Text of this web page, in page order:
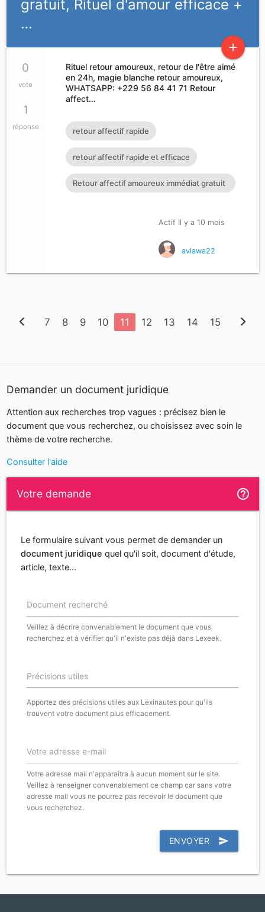
gratuit, Rituel d'amour efficace +
…
add
0
vote
1
réponse
Rituel retour amoureux, retour de l'être aimé
en 24h, magie blanche retour amoureux,
WHATSAPP: +229 56 84 41 71 Retour
affect…
retour affectif rapide
retour affectif rapide et efficace
Retour affectif amoureux immédiat gratuit
Actif Il y a 10 mois
avlawa22
chevron_left 7 8 9 10 11 12 13 14 15 chevron_right
Demander un document juridique
Attention aux recherches trop vagues : précisez bien le
document que vous recherchez, ou choisissez avec soin le
thème de votre recherche.
Consulter l'aide
Votre demande help_outline
Le formulaire suivant vous permet de demander un
document juridique quel qu'il soit, document d'étude,
article, texte...
Document recherché
Veillez à décrire convenablement le document que vous
recherchez et à vérifier qu'il n'existe pas déjà dans Lexeek.
Précisions utiles
Apportez des précisions utiles aux Lexinautes pour qu'ils
trouvent votre document plus efficacement.
Votre adresse e-mail
Votre adresse mail n'apparaîtra à aucun moment sur le site.
Veillez à renseigner convenablement ce champ car sans votre
adresse mail vous ne pourrez pas recevoir le document que
vous recherchez.
ENVOYER send